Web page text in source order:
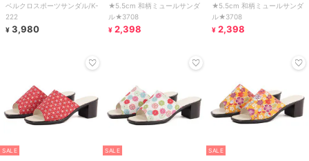
ク
ベルクロスポーツサンダル/K-
222
¥ 3,980
ン
★5.5cm 和柄ミュールサンダ
ル★3708
¥ 2,398
ン
★5.5cm 和柄ミュールサンダ
ル★3708
¥ 2,398
SALE SALE SALE